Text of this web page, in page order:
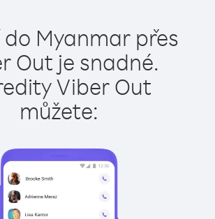
Myanmar přes
Out je snadné.
Viber Out
můžete: